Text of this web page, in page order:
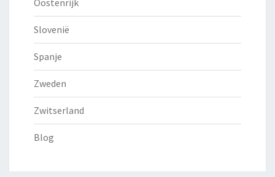
Oostenrijk
Slovenië
Spanje
Zweden
Zwitserland
Blog